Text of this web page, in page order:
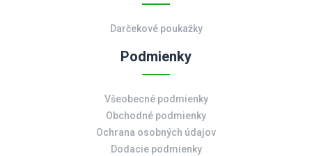
Darčekové poukažky
Podmienky
Všeobecné podmienky
Obchodné podmienky
Ochrana osobných údajov
Dodacie podmienky